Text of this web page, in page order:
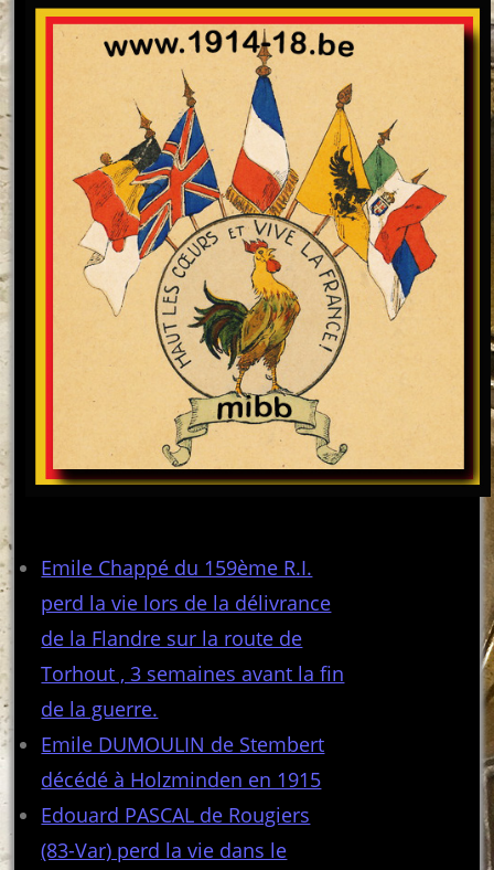
Emile Chappé du 159ème R.I.
perd la vie lors de la délivrance
de la Flandre sur la route de
Torhout , 3 semaines avant la fin
de la guerre.
Emile DUMOULIN de Stembert
décédé à Holzminden en 1915
Edouard PASCAL de Rougiers
(83-Var) perd la vie dans le